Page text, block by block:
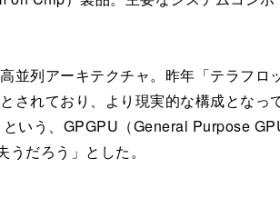
列アーキテクチャ。昨年「テラフロ
されており、より現実的な構成とな
いう、GPGPU（General Purpose
だろう」とした。